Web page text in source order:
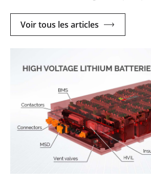
Voir tous les articles